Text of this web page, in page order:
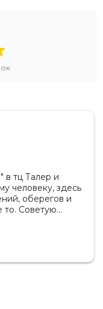
человеку, здесь
оберегов и
то. Советую
дадут
. Приветливый